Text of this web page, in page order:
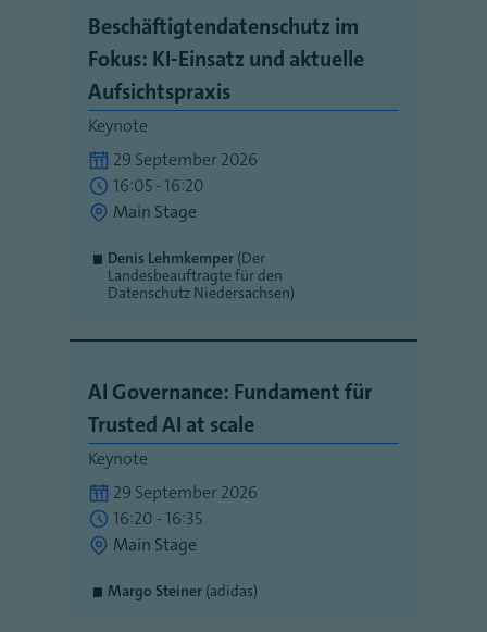
Beschäftigtendatenschutz im
Fokus: KI-Einsatz und aktuelle
Aufsichtspraxis
Keynote
29 September 2026
16:05 - 16:20
Main Stage
Denis Lehmkemper (Der
Landesbeauftragte für den
Datenschutz Niedersachsen)
AI Governance: Fundament für
Trusted AI at scale
Keynote
29 September 2026
16:20 - 16:35
Main Stage
Margo Steiner (adidas)